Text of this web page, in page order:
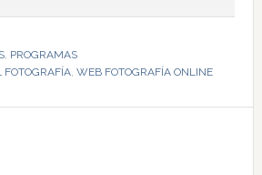
, PROGRAMAS
FOTOGRAFÍA, WEB FOTOGRAFÍA ONLINE